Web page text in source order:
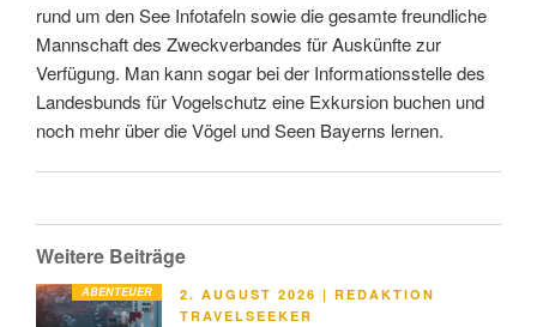
rund um den See Infotafeln sowie die gesamte freundliche
Mannschaft des Zweckverbandes für Auskünfte zur
Verfügung. Man kann sogar bei der Informationsstelle des
Landesbunds für Vogelschutz eine Exkursion buchen und
noch mehr über die Vögel und Seen Bayerns lernen.
Weitere Beiträge
ABENTEUER
VERÖFFENTLICHT
AM
2. AUGUST 2026 | REDAKTION
TRAVELSEEKER